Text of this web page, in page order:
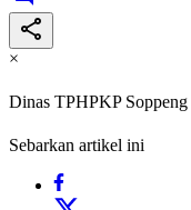
×
Dinas TPHPKP
Sebarkan artikel ini